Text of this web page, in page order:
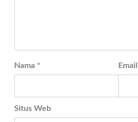
Nama * Email
Situs Web